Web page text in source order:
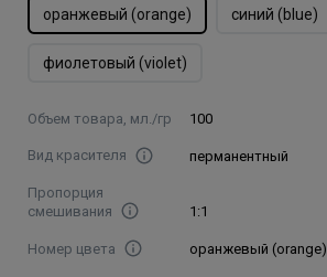
оранжевый (orange) синий (blue)
фиолетовый (violet)
Объем товара, мл./гр 100
Вид красителя перманентный
Пропорция
смешивания
1:1
Номер цвета оранжевый (orange)